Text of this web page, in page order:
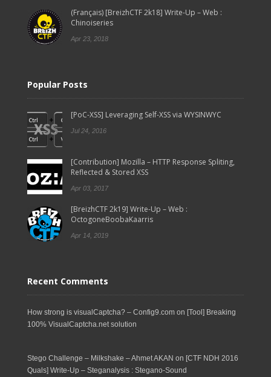
(Français) [BreizhCTF 2k18] Write-Up – Web :
Chinoiseries
Apr 23, 2018
Popular Posts
[PoC-XSS] Leveraging Self-XSS via WYSINWYC
Jul 24, 2016
[Contribution] Mozilla – HTTP Response Spliting,
Reflected & Stored XSS
Apr 03, 2017
[BreizhCTF 2k19] Write-Up – Web :
OctogoneBoobaKaarris
Apr 14, 2019
Recent Comments
How strong is visualCaptcha? – Config9.com on [Tool] Breaking
100% VisualCaptcha.net solution
Stego Challenge – Milkshake – Ahmet AKAN on [CTF NDH 2016
Quals] Write-Up – Steganalysis : Stegano-Sound